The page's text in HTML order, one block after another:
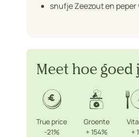
snufje Zeezout en peper
Meet hoe goed
True price
-21%
Groente
+ 154%
+